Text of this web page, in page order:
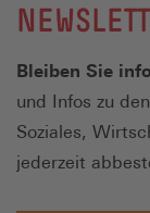
Bleiben Sie
und Infos zu
Soziales,
jederzeit